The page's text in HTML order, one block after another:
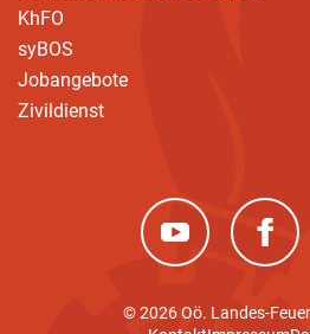
KhFO
syBOS
Jobangebote
Zivildienst
(neues Fenster)
© 2026 Oö. Landes-